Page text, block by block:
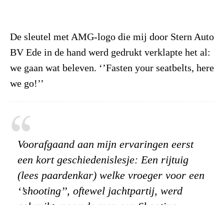
De sleutel met AMG-logo die mij door Stern Auto
BV Ede in de hand werd gedrukt verklapte het al:
we gaan wat beleven. ‘’Fasten your seatbelts, here
we go!’’
Voorafgaand aan mijn ervaringen eerst
een kort geschiedenislesje: Een rijtuig
(lees paardenkar) welke vroeger voor een
‘’shooting’’, oftewel jachtpartij, werd